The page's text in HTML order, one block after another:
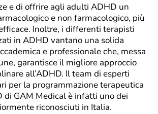
e di offrire agli adulti ADHD un
e non farmacologico, più
Inoltre, i differenti terapisti
in ADHD vantano una solida
e professionale che, messa
garantisce il migliore approccio
all’ADHD. Il team di esperti
per la programmazione terapeutica
di GAM Medical è infatti uno dei
riconosciuti in Italia.